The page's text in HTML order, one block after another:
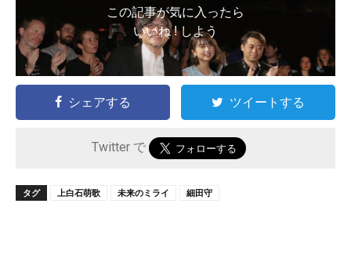
この記事が気に入ったら
いいね ! しよう
シェアする ツイートする
Twitter で
タグ 上白石萌歌 未来のミライ 細田守